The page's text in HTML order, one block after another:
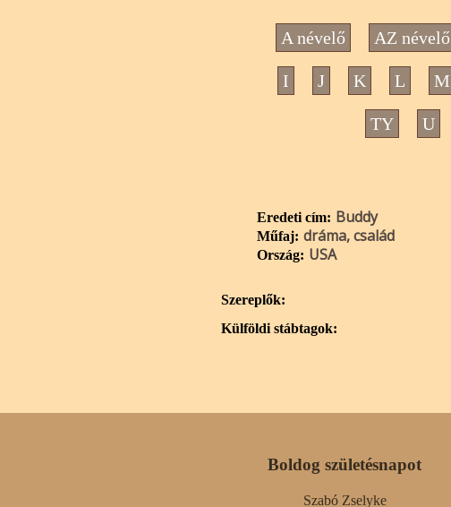
A névelő AZ névelő
I J K L M
TY U
Eredeti cím: Buddy
Műfaj: dráma, család
Ország: USA
Szereplők:
Külföldi stábtagok:
Boldog születésnapot
Szabó Zselyke